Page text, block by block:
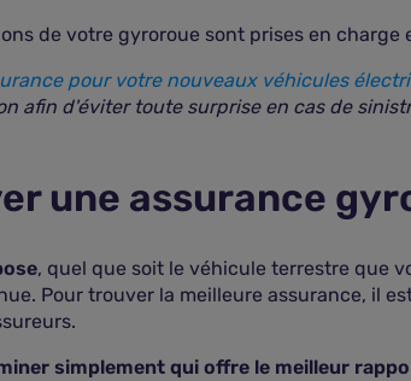
de votre gyroroue sont prises en charge
pour votre nouveaux véhicules
afin d'éviter toute surprise en cas de
une assurance
, quel que soit le véhicule terrestre que
Pour trouver la meilleure assurance, il
simplement qui offre le meilleur